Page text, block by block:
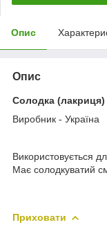
Опис
Опис
Солодка (лакриця)
Виробник - Україна
Використовується
Має солодкуватий
Приховати